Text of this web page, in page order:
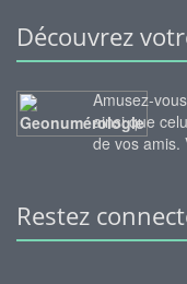
Découvrez
Amusez-
ainsi que
de vos amis.
Restez